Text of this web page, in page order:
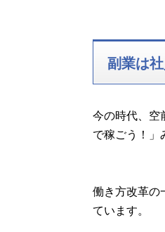
副業は
今の時代、空
で稼ごう！」
働き方改革の
ています。